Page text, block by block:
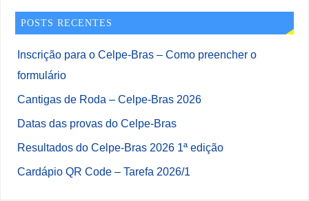
POSTS RECENTES
Inscrição para o Celpe-Bras – Como preencher o
formulário
Cantigas de Roda – Celpe-Bras 2026
Datas das provas do Celpe-Bras
Resultados do Celpe-Bras 2026 1ª edição
Cardápio QR Code – Tarefa 2026/1